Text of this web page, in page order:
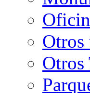
Otros
Otros